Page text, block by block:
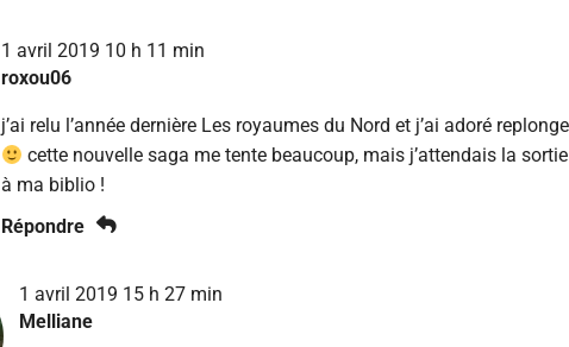
1 avril 2019 10 h 11 min
roxou06
j’ai relu l’année dernière Les royaumes du Nord et j’ai adoré
cette nouvelle saga me tente beaucoup, mais j’attendais la
à ma biblio !
Répondre
1 avril 2019 15 h 27 min
Melliane